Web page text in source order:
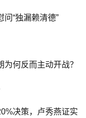
“独漏赖清德”
何反而主动开战？
决策，卢秀燕证实